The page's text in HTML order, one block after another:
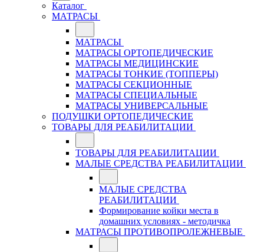
Каталог
МАТРАСЫ
МАТРАСЫ
МАТРАСЫ ОРТОПЕДИЧЕСКИЕ
МАТРАСЫ МЕДИЦИНСКИЕ
МАТРАСЫ ТОНКИЕ (ТОППЕРЫ)
МАТРАСЫ СЕКЦИОННЫЕ
МАТРАСЫ СПЕЦИАЛЬНЫЕ
МАТРАСЫ УНИВЕРСАЛЬНЫЕ
ПОДУШКИ ОРТОПЕДИЧЕСКИЕ
ТОВАРЫ ДЛЯ РЕАБИЛИТАЦИИ
ТОВАРЫ ДЛЯ РЕАБИЛИТАЦИИ
МАЛЫЕ СРЕДСТВА РЕАБИЛИТАЦИИ
МАЛЫЕ СРЕДСТВА
РЕАБИЛИТАЦИИ
Формирование койки места в
домашних условиях - методичка
МАТРАСЫ ПРОТИВОПРОЛЕЖНЕВЫЕ